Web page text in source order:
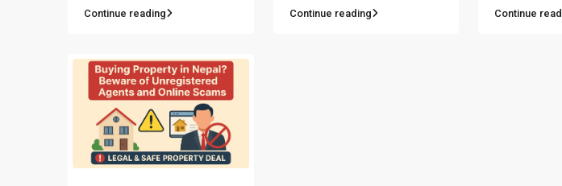
Continue reading Continue reading Continue